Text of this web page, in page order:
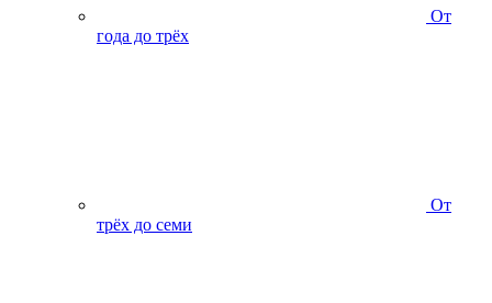
От
года до трёх
От
трёх до семи